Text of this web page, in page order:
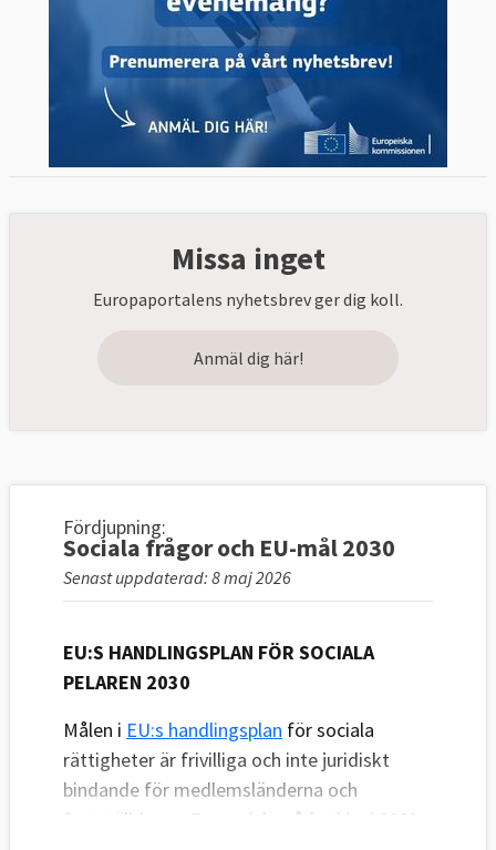
Missa inget
Europaportalens nyhetsbrev ger dig koll.
Anmäl dig här!
Fördjupning:
Sociala frågor och EU-mål 2030
Senast uppdaterad: 8 maj 2026
EU:S HANDLINGSPLAN FÖR SOCIALA
PELAREN 2030
Målen i EU:s handlingsplan för sociala
rättigheter är frivilliga och inte juridiskt
bindande för medlemsländerna och
fastställdes av Europeiska rådet i juni 2021.